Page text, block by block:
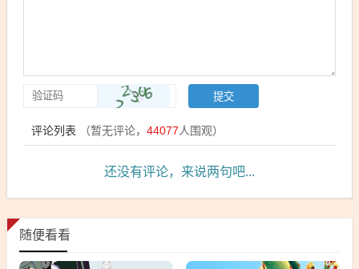
评论列表 （暂无评论， 44077人围观）
还没有评论，来说两句吧...
随便看看